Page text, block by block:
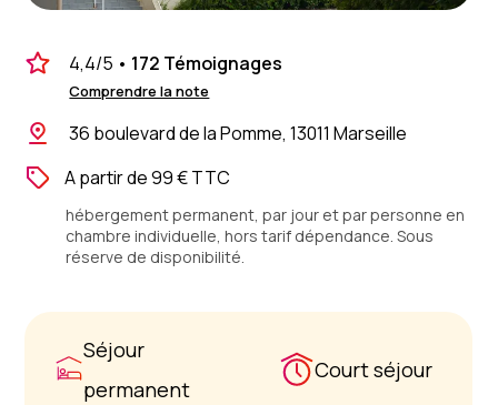
4,4/5 • 172 Témoignages
Comprendre la note
36 boulevard de la Pomme, 13011 Marseille
A partir de 99 € TTC
hébergement permanent, par jour et par personne en
chambre individuelle, hors tarif dépendance. Sous
réserve de disponibilité.
Séjour
permanent
Court séjour